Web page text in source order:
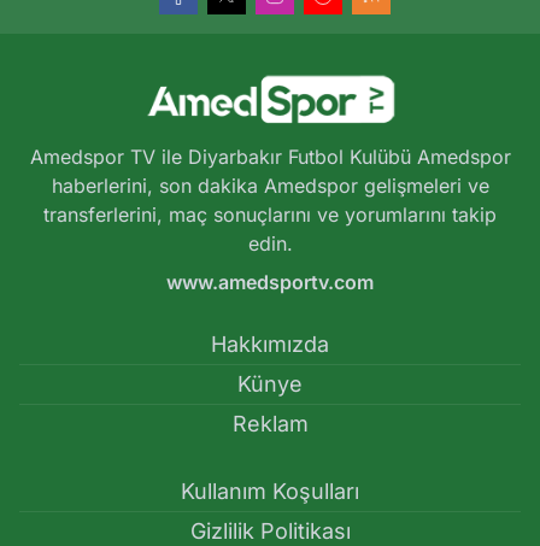
Amedspor TV ile Diyarbakır Futbol Kulübü Amedspor
haberlerini, son dakika Amedspor gelişmeleri ve
transferlerini, maç sonuçlarını ve yorumlarını takip
edin.
www.amedsportv.com
Hakkımızda
Künye
Reklam
Kullanım Koşulları
Gizlilik Politikası